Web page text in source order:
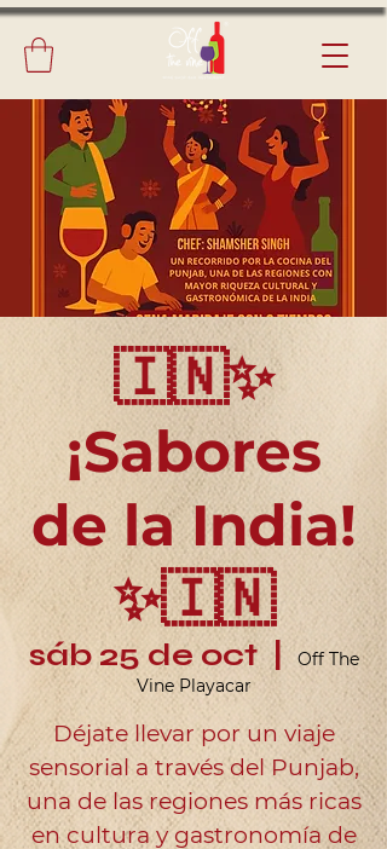
🇮🇳✨
¡Sabores
de la India!
✨🇮🇳
sáb 25 de oct
  |
Off The
Vine Playacar
Déjate llevar por un viaje
sensorial a través del Punjab,
una de las regiones más ricas
en cultura y gastronomía de